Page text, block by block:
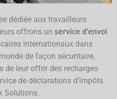
dédiée aux travailleurs
offrons un service d’envoi
internationaux dans
de façon sécuritaire,
de leur offrir des recharges
de déclarations d’impôts
Solutions.